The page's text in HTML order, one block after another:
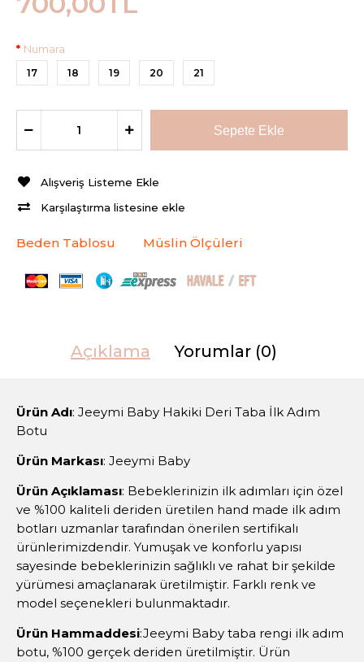
Numara
17 18 19 20 21
Alışveriş Listeme Ekle
Karşılaştırma listesine ekle
Beden Tablosu Müslin Ölçüleri
Açıklama Yorumlar (0)
Ürün Adı: Jeeymi Baby Hakiki Deri Taba İlk Adım
Botu
Ürün Markası: Jeeymi Baby
Ürün Açıklaması: Bebeklerinizin ilk adımları için özel
ve %100 kaliteli deriden üretilen hand made ilk adım
botları uzmanlar tarafından önerilen sertifikalı
ürünlerimizdendir. Yumuşak ve konforlu yapısı
sayesinde bebeklerinizin sağlıklı ve rahat bir şekilde
yürümesi amaçlanarak üretilmiştir. Farklı renk ve
model seçenekleri bulunmaktadır.
Ürün Hammaddesi:Jeeymi Baby taba rengi ilk adım
botu, %100 gerçek deriden üretilmiştir. Ürün